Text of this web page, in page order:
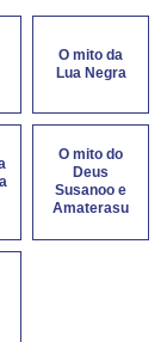
O mito da
Lua Negra
O mito do
Deus
Susanoo e
Amaterasu